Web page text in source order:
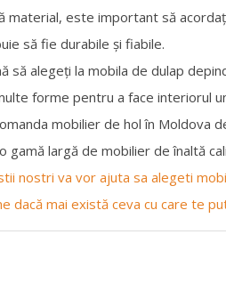
material, este important să
să fie durabile și fiabile.
să alegeți la mobila de dulap
forme pentru a face interiorul
mobilier de hol în Moldova
gamă largă de mobilier de înaltă
nostri va vor ajuta sa alegeti
dacă mai există ceva cu care te